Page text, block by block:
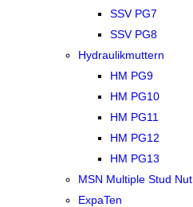
SSV PG7
SSV PG8
Hydraulikmuttern
HM PG9
HM PG10
HM PG11
HM PG12
HM PG13
MSN Multiple Stud Nut
ExpaTen